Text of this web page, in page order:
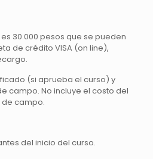
30.000 pesos que se pueden
de crédito VISA (on line),
(si aprueba el curso) y
campo. No incluye el costo del
de campo.
del inicio del curso.